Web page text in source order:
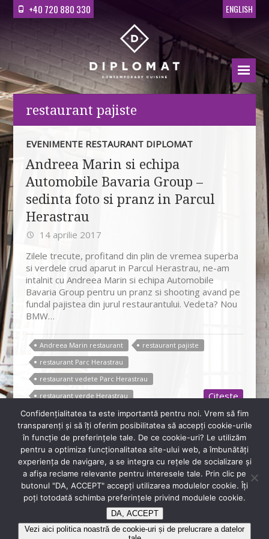
+40 720 880 330 ENGLISH
restaurant pajiste
EVENIMENTE RESTAURANT DIPLOMAT
Andreea Marin si echipa
Automobile Bavaria Group –
sedinta foto si pranz in Parcul
Herastrau
14 aprilie 2017
Zilele trecute, profitand din plin de vremea superba
si verdele crud aparut in Parcul Herastrau, ne-am
intalnit cu Andreea Marin si echipa Automobile
Bavaria Group pentru un pranz si shooting avand pe
fundal pajistea din jurul restaurantului. Vedeta? Nou
BMW…
Andreea Marin restaurant
restaurant pajiste
restaurant Parc Herastrau
restaurant vedete Parc Herastrau
restaurant verde Herastrau
Citeste
+40 720 880 330
rsvp@diplomatclub.eu
Sos. Bucuresti-Ploiesti, Nr. 2B, București
Copyright © 2026Restaurant Diplomat
Confidenţialitatea ta este importantă pentru noi. Vrem să fim
transparenţi și să îţi oferim posibilitatea să accepţi cookie-urile
în funcţie de preferinţele tale. De ce cookie-uri? Le utilizăm
pentru a optimiza funcţionalitatea site-ului web, a îmbunătăţi
experienţa de navigare, a se integra cu reţele de socializare şi
a afişa reclame relevante pentru interesele tale. Prin clic pe
butonul "DA, ACCEPT" accepţi utilizarea modulelor cookie. Îţi
poţi totodată schimba preferinţele privind modulele cookie.
DA, ACCEPT
Vezi aici politica noastră de cookie-uri și de prelucrare a datelor